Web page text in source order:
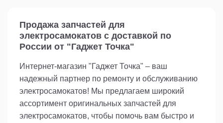
Продажа запчастей для
электросамокатов с доставкой по
России от "Гаджет Точка"
Интернет-магазин "Гаджет Точка" – ваш
надежный партнер по ремонту и обслуживанию
электросамокатов! Мы предлагаем широкий
ассортимент оригинальных запчастей для
электросамокатов, чтобы помочь вам быстро и